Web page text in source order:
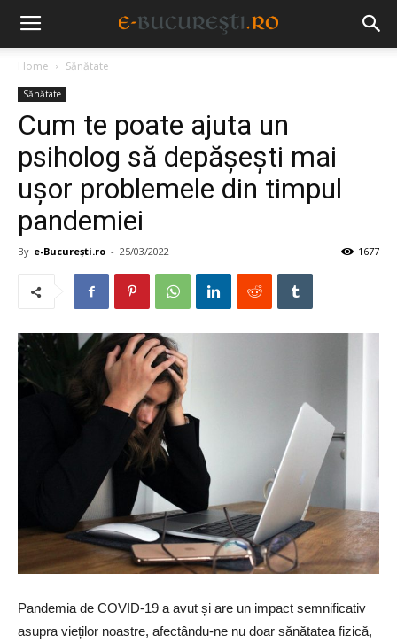
Home Sănătate
Sănătate
Cum te poate ajuta un
psiholog să depășești mai
ușor problemele din timpul
pandemiei
By e-București.ro - 25/03/2022 1677
Pandemia de COVID-19 a avut și are un impact semnificativ
asupra vieților noastre, afectându-ne nu doar sănătatea fizică,